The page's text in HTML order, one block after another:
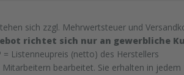
sich zzgl. Mehrwertsteuer und
richtet sich nur an gewerbliche
Listenneupreis (netto) des Herstellers
bearbeitet. Sie erhalten in